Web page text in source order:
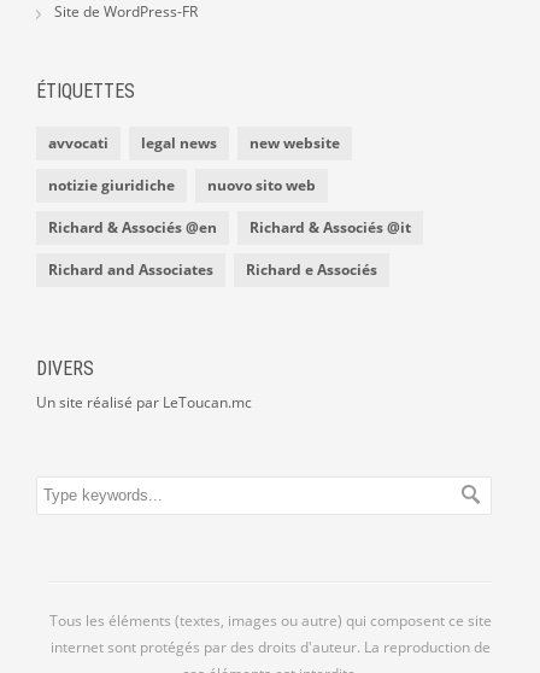
Site de WordPress-FR
ÉTIQUETTES
avvocati legal news new website
notizie giuridiche nuovo sito web
Richard & Associés @en Richard & Associés @it
Richard and Associates Richard e Associés
DIVERS
Un site réalisé par LeToucan.mc
Tous les éléments (textes, images ou autre) qui composent ce site
internet sont protégés par des droits d'auteur. La reproduction de